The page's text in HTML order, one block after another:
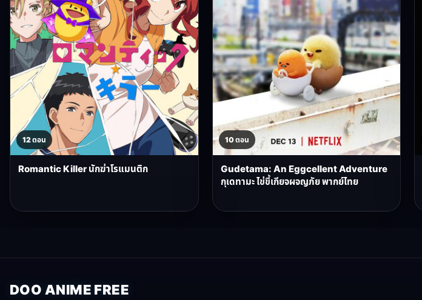
12 ตอน
Romantic Killer นักฆ่าโรแมนติก
10 ตอน
Gudetama: An Eggcellent Adventure
กุเดทามะ ไข่ขี้เกียจผจญภัย พากย์ไทย
DOO ANIME FREE